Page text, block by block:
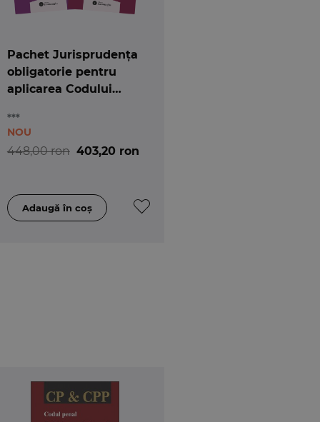
Pachet Jurisprudența
obligatorie pentru
aplicarea Codului
***
448,00 ron 403,20 ron
NOU